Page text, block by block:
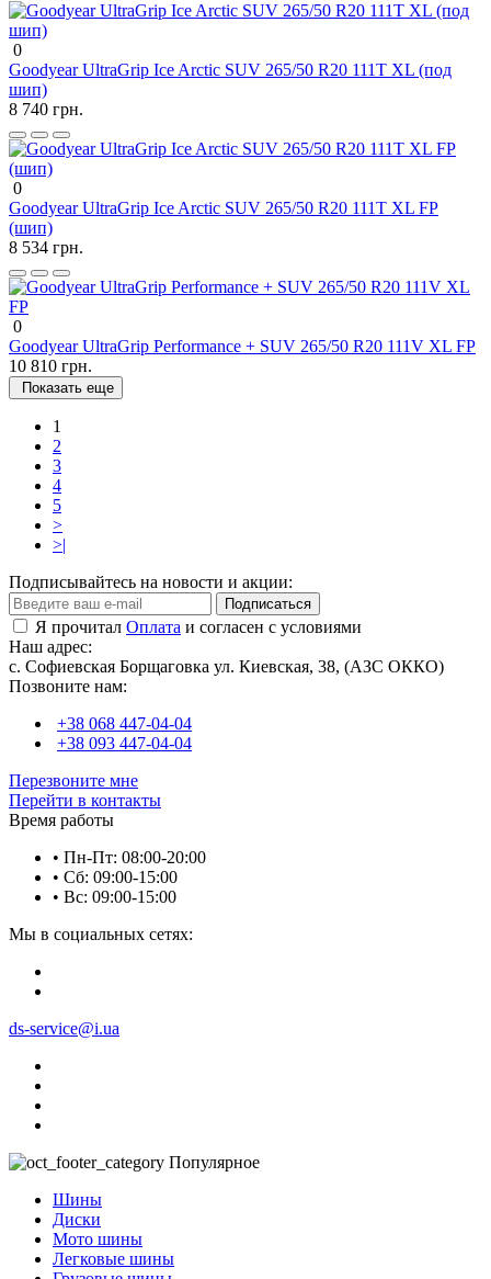
0
Goodyear UltraGrip Ice Arctic SUV 265/50 R20 111T XL (под
шип)
8 740 грн.
0
Goodyear UltraGrip Ice Arctic SUV 265/50 R20 111T XL FP
(шип)
8 534 грн.
0
Goodyear UltraGrip Performance + SUV 265/50 R20 111V XL FP
10 810 грн.
Показать еще
1
2
3
4
5
>
>|
Подписывайтесь на новости и акции:
Подписаться
Я прочитал Оплата и согласен с условиями
Наш адрес:
с. Софиевская Борщаговка ул. Киевская, 38, (АЗС ОККО)
Позвоните нам:
+38 068 447-04-04
+38 093 447-04-04
Перезвоните мне
Перейти в контакты
Время работы
• Пн-Пт: 08:00-20:00
• Сб: 09:00-15:00
• Вс: 09:00-15:00
Мы в социальных сетях:
ds-service@i.ua
Популярное
Шины
Диски
Мото шины
Легковые шины